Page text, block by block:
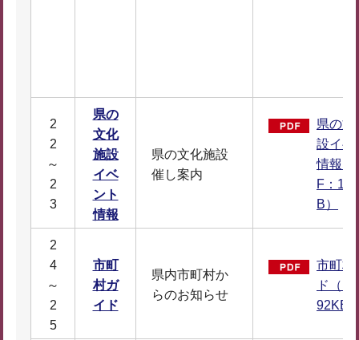
2
2
～
2
3
県の
文化
施設
イベ
ント
情報
県の文化施設
催し案内
県の文
設イベ
情報（
F：
B）
2
4
～
2
5
市町
村ガ
イド
県内市町村か
らのお知らせ
市町村
ド（
92KB